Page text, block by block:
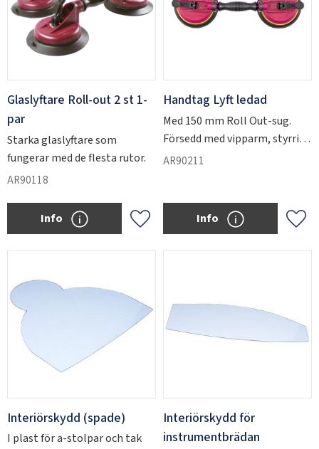
Glaslyftare Roll-out 2 st 1-
par
Starka glaslyftare som
fungerar med de flesta rutor.
AR90118
Add to favorites
Info
Handtag Lyft ledad
Med 150 mm Roll Out-sug.
Försedd med vipparm, styrring
och snabbkoppling.
AR90211
Add
Info
Interiörskydd (spade)
I plast för a-stolpar och tak
Interiörskydd för
instrumentbrädan